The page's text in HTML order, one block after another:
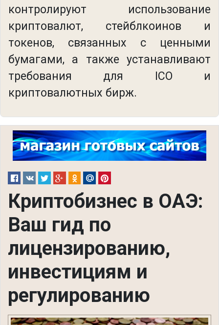
контролируют использование
криптовалют, стейблкоинов и
токенов, связанных с ценными
бумагами, а также устанавливают
требования для ICO и
криптовалютных бирж.
Криптобизнес в ОАЭ:
Ваш гид по
лицензированию,
инвестициям и
регулированию